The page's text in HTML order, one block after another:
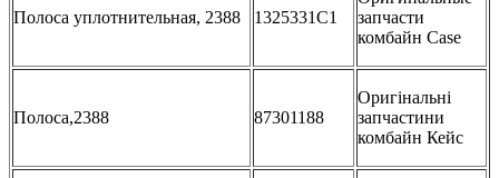
Полоса уплотнительная, 2388 1325331C1
запчасти
комбайн Case
Полоса,2388 87301188
Оригінальні
запчастини
комбайн Кейс